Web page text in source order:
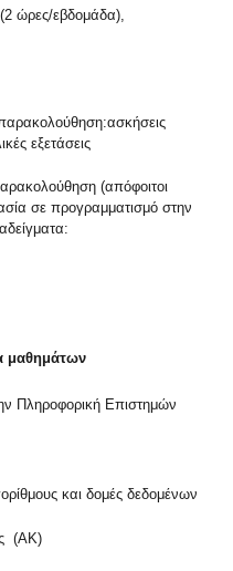
ώρες/εβδομάδα),
εξετάσεις
(απόφοιτοι
σε προγραμματισμό στην
μαθημάτων
Πληροφορική Επιστημών
και δομές δεδομένων
(ΑΚ)